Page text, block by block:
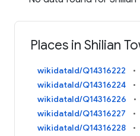
Places in Shilian
wikidataId/Q14316222
wikidataId/Q14316224
wikidataId/Q14316226
wikidataId/Q14316227
wikidataId/Q14316228